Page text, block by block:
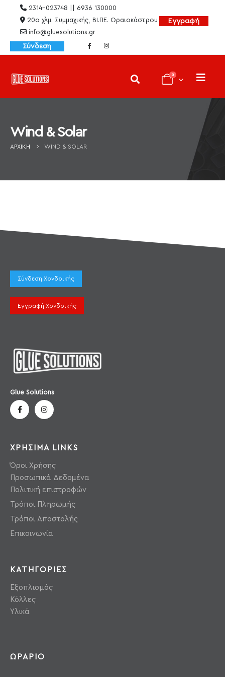
2314-023748 || 6936 130000
20ο χλμ. Συμμαχικής, ΒΙ.ΠΕ. Ωραιοκάστρου
info@gluesolutions.gr
Εγγραφή
Σύνδεση
0
Wind & Solar
ΑΡΧΙΚΉ WIND & SOLAR
Σύνδεση Χονδρικής
Εγγραφή Χονδρικής
Glue Solutions
ΧΡΗΣΙΜΑ LINKS
Όροι Χρήσης
Προσωπικά Δεδομένα
Πολιτική επιστροφών
Τρόποι Πληρωμής
Τρόποι Αποστολής
Επικοινωνία
ΚΑΤΗΓΟΡΙΕΣ
Εξοπλισμός
Κόλλες
Υλικά
ΩΡΑΡΙΟ